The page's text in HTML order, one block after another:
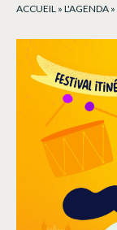
ACCUEIL » L'AGENDA »